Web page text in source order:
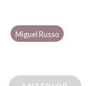
Miguel Russo